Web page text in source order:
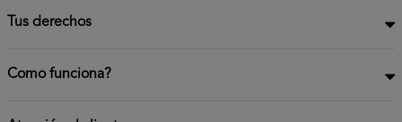
Tus derechos
Como funciona?